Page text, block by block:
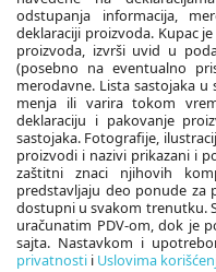
odstupanja informacija,
deklaraciji proizvoda. Kupac
proizvoda, izvrši uvid u
(posebno na eventualno
merodavne. Lista sastojaka u
menja ili varira tokom
deklaraciju i pakovanje
sastojaka. Fotografije,
proizvodi i nazivi prikazani i
zaštitni znaci njihovih
predstavljaju deo ponude za
dostupni u svakom trenutku.
uračunatim PDV-om, dok je
sajta. Nastavkom i
privatnosti i Uslovima